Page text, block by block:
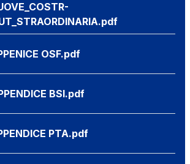
OSF.pdf
BSI.pdf
PTA.pdf